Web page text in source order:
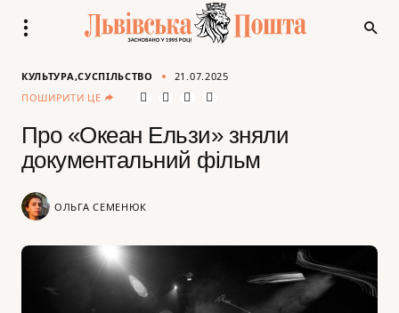
КУЛЬТУРА СУСПІЛЬСТВО
21.07.2025
ПОШИРИТИ ЦЕ
Про «Океан Ельзи» зняли
документальний фільм
ОЛЬГА СЕМЕНЮК